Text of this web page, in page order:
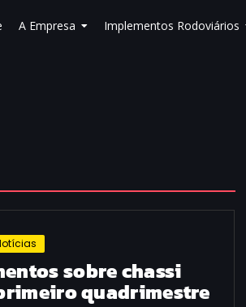
A Empresa Implementos Rodoviários
sobre chassi
quadrimestre